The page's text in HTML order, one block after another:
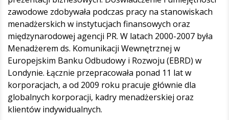
zawodowe zdobywała podczas pracy na stanowiskach
menadżerskich w instytucjach finansowych oraz
międzynarodowej agencji PR. W latach 2000-2007 była
Menadżerem ds. Komunikacji Wewnętrznej w
Europejskim Banku Odbudowy i Rozwoju (EBRD) w
Londynie. Łącznie przepracowała ponad 11 lat w
korporacjach, a od 2009 roku pracuje głównie dla
globalnych korporacji, kadry menadżerskiej oraz
klientów indywidualnych.